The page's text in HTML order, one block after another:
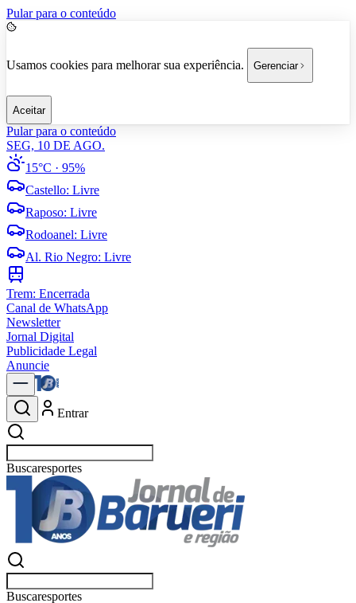
Pular para o conteúdo
Usamos cookies para melhorar sua experiência. Gerenciar
Aceitar
Pular para o conteúdo
SEG, 10 DE AGO.
15°C · 95%
Castello: Livre
Raposo: Livre
Rodoanel: Livre
Al. Rio Negro: Livre
Trem: Encerrada
Canal de WhatsApp
Newsletter
Jornal Digital
Publicidade Legal
Anuncie
Entrar
Buscarpolítica
Buscarpolítica